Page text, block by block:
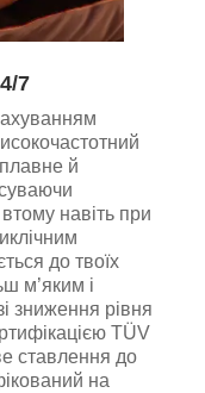
7
й
навіть при
до твоїх
м’яким і
зниження рівня
TÜV
ставлення до
на